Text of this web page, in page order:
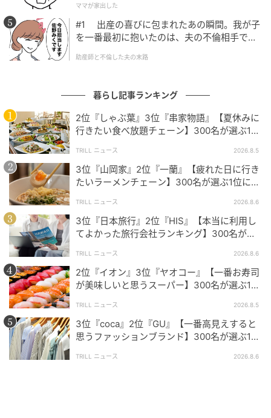
る声が数多く寄せられています。
トヨタのライズはコンパクトなサイズのSUVですが、たっぷり
コンパクトなサイズで小回りがきくため、スーパーや商業施設
の狭い駐車場でも扱いやすい点が便利です。見た目以上に荷室
が広く、まとめ買いした食料品や日用品もしっかり積めるの
で、日常の買い物で使いやすいと感じます。（60歳/男性）
他のSUVに比べて小型なので街乗りするにも小回りが利いて運
乗れます。（33歳/女性）
今回のランキングを見ると、日常の買い物に「ライ
ズ」「ハリアー」「ヴェゼル」が選ばれる理由は、使
い勝手の良さや積載力、運転のしやすさなど、それぞ
ママが家出した
#1 出産の喜びに包まれたあの瞬間。我が子
を一番最初に抱いたのは、夫の不倫相手でし
助産師と不倫した夫の末路
暮らし記事ランキング
2位『しゃぶ葉』3位『串家物語』【夏休みに
行きたい食べ放題チェーン】300名が選ぶ1位
TRILL ニュース 2026.8.5
3位『山岡家』2位『一蘭』【疲れた日に行き
たいラーメンチェーン】300名が選ぶ1位に
る」
TRILL ニュース 2026.8.6
3位『日本旅行』2位『HIS』【本当に利用し
てよかった旅行会社ランキング】300名が選
TRILL ニュース 2026.8.6
2位『イオン』3位『ヤオコー』【一番お寿司
が美味しいと思うスーパー】300名が選ぶ1位
TRILL ニュース 2026.8.5
3位『coca』2位『GU』【一番高見えすると
思うファッションブランド】300名が選ぶ1位
麗」
TRILL ニュース 2026.8.6